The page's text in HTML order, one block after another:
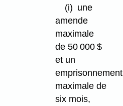
(i) une
amende
maximale
de 50 000 $
et un
emprisonnement
maximale de
six mois,